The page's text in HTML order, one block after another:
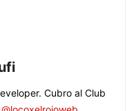
Cubro al Club